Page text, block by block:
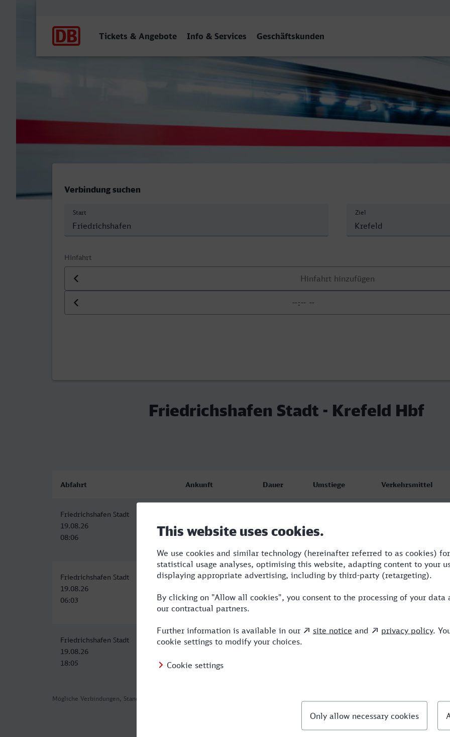
Tickets & Angebote Info & Services Geschäftskunden
Friedrichshafen Stadt - Krefeld Hbf
Verbindung suchen
Start Ziel
Hinfahrt
Datum der Hinfahrt
Uhrzeit der Hinfahrt
Friedrichshafen Stadt - Krefeld Hbf
Mögliche Verbindungen, Stand: 2026-08-05 10:59
Abfahrt Ankunft Dauer Umstiege Verkehrsmittel
Friedrichshafen Stadt
19.08.26
08:06
19.08.26
13:34
Friedrichshafen Stadt
19.08.26
06:03
Krefeld Hbf
11:34
5:31 2 RE,RRB,ICE
Friedrichshafen Stadt
19.08.26
18:05
Krefeld Hbf
04:58
10:53